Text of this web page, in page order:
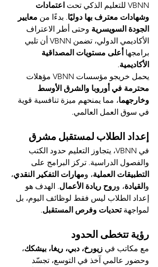
VBNN للتعليم الذكي تحت
اعتمادات
وشهادات معترف بها دوليًا. بدءًا من معايير
الجودة السويسرية وحتى أطر الاعتراف
الأكاديمي الدولي، تضمن VBNN أن تلبي
برامجها أعلى مستويات المصداقية
الأكاديمية.
يحمل خريجو مؤسسات VBNN مؤهلات
محترمة في أوروبا والشرق الأوسط
وخارجهما، مما يمنحهم ميزة تنافسية قوية
في سوق العمل العالمي.
إعداد الطلاب لمستقبل مشرق
في VBNN، يتجاوز التعليم حدود الكتب
والفصول الدراسية. تركز البرامج على
التطبيقات العملية، ومهارات التفكير النقدي،
والقيادة، وروح ريادة الأعمال. الهدف هو
إعداد الطلاب ليس فقط لوظائف اليوم، بل
لمواجهة تحديات وفرص المستقبل.
رؤية تتخطى الحدود
مع مكاتب في زيورخ، دبي، ريغا، بيشكك،
وحضور عالمي آخذ في التوسع، تجسّد